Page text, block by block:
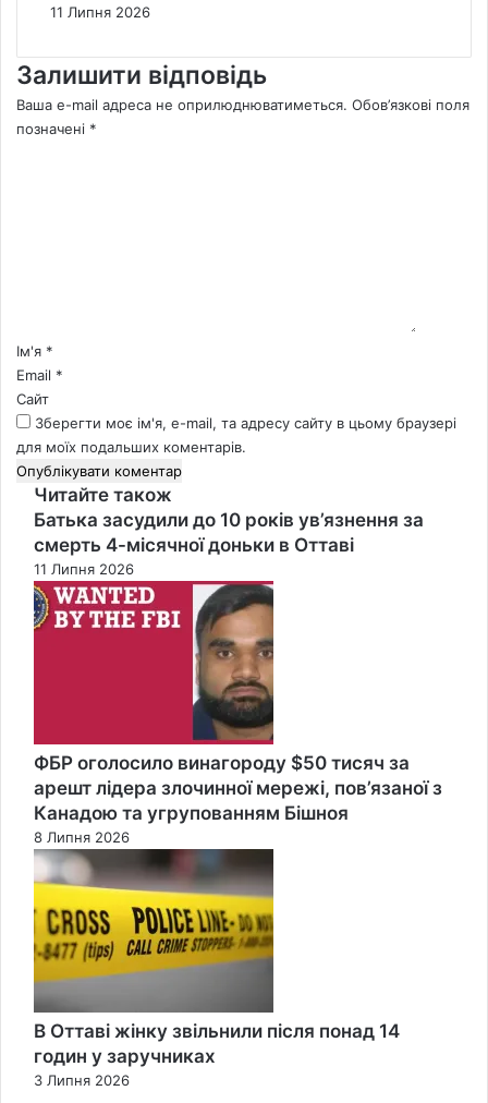
11 Липня 2026
Залишити відповідь
Ваша e-mail адреса не оприлюднюватиметься. Обов’язкові поля
позначені *
*Ім'я *
Email *
Сайт
Зберегти моє ім'я, e-mail, та адресу сайту в цьому браузері
для моїх подальших коментарів.
Читайте також
Close
Батька засудили до 10 років ув’язнення за
смерть 4-місячної доньки в Оттаві
11 Липня 2026
ФБР оголосило винагороду $50 тисяч за
арешт лідера злочинної мережі, пов’язаної з
Канадою та угрупованням Бішноя
8 Липня 2026
В Оттаві жінку звільнили після понад 14
годин у заручниках
3 Липня 2026